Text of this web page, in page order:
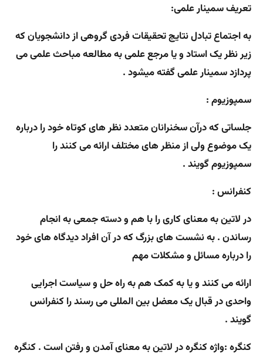
تعریف سمینار علمی:
به اجتماع تبادل نتایج تحقیقات فردی گروهی از دانشجویان که
زیر نظر یک استاد و یا مرجع علمی به مطالعه مباحث علمی می
پردازد سمینار علمی گفته میشود .
سمپوزیوم :
جلساتی که درآن سخنرانان متعدد نظر های کوتاه خود را درباره
یک موضوع ولی از منظر های مختلف ارائه می کنند را
سمپوزیوم گویند.
کنفرانس :
در لاتین به معنای کاری را با هم و دسته جمعی به انجام
رساندن . به نشست های بزرگ که در آن افراد دیدگاه های خود
را درباره مسائل و مشکلات مهم
ارائه می کنند و یا به کمک هم به راه حل و سیاست اجرایی
واحدی در قبال یک معضل بین المللی می رسند را کنفرانس
گویند .
کنگره :واژه کنگره در لاتین به معنای آمدن و رفتن است . کنگره